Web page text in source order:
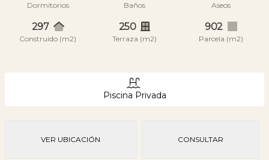
Dormitorios Baños Aseos
297
Construido (m2)
250
Terraza (m2)
902
Parcela (m2)
Piscina Privada
VER UBICACIÓN CONSULTAR